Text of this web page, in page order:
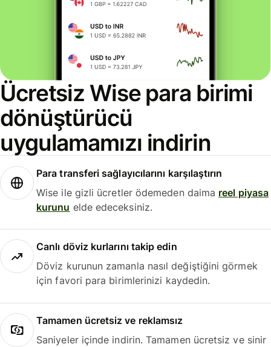
Ücretsiz Wise para birimi
dönüştürücü
uygulamamızı indirin
Para transferi sağlayıcılarını karşılaştırın
Wise ile gizli ücretler ödemeden daima reel piyasa
kurunu elde edeceksiniz.
Canlı döviz kurlarını takip edin
Döviz kurunun zamanla nasıl değiştiğini görmek
için favori para birimlerinizi kaydedin.
Tamamen ücretsiz ve reklamsız
Saniyeler içinde indirin. Tamamen ücretsiz ve sinir